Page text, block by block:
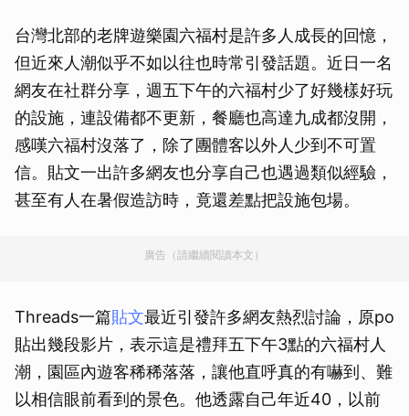
台灣北部的老牌遊樂園六福村是許多人成長的回憶，
但近來人潮似乎不如以往也時常引發話題。近日一名
網友在社群分享，週五下午的六福村少了好幾樣好玩
的設施，連設備都不更新，餐廳也高達九成都沒開，
感嘆六福村沒落了，除了團體客以外人少到不可置
信。貼文一出許多網友也分享自己也遇過類似經驗，
甚至有人在暑假造訪時，竟還差點把設施包場。
廣告（請繼續閱讀本文）
Threads一篇貼文最近引發許多網友熱烈討論，原po
貼出幾段影片，表示這是禮拜五下午3點的六福村人
潮，園區內遊客稀稀落落，讓他直呼真的有嚇到、難
以相信眼前看到的景色。他透露自己年近40，以前